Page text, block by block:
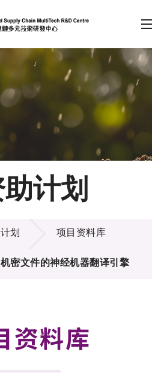
回车键）
会员登录
A A EN 繁 简
计划
划 项目资料库
密文件的神经机器翻译引擎
资料库